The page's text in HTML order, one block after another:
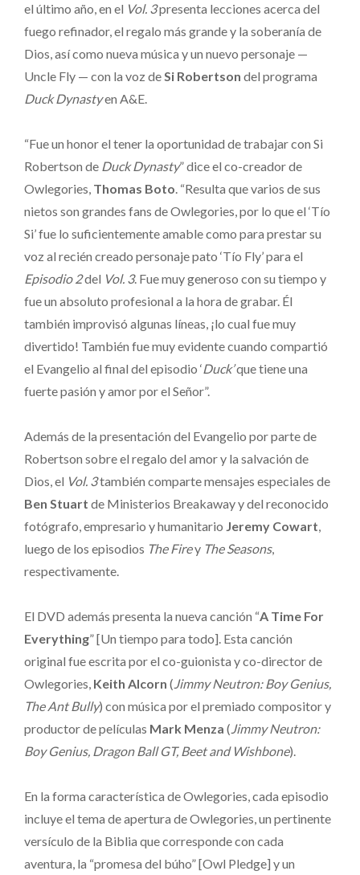
el último año, en el Vol. 3presenta lecciones acerca del
fuego refinador, el regalo más grande y la soberanía de
Dios, así como nueva música y un nuevo personaje —
Uncle Fly — con la voz deSi Robertson del programa
Duck Dynastyen A&E.
“Fue un honor el tener la oportunidad de trabajar con Si
Robertson de Duck Dynasty” dice el co-creador de
Owlegories, Thomas Boto. “Resulta que varios de sus
nietos son grandes fans de Owlegories, por lo que el ‘Tío
Si’ fue lo suficientemente amable como para prestar su
voz al recién creado personaje pato ‘Tío Fly’ para el
Episodio 2del Vol. 3. Fue muy generoso con su tiempo y
fue un absoluto profesional a la hora de grabar. Él
también improvisó algunas líneas, ¡lo cual fue muy
divertido! También fue muy evidente cuando compartió
el Evangelio al final del episodio ‘Duck’que tiene una
fuerte pasión y amor por el Señor”.
Además de la presentación del Evangelio por parte de
Robertson sobre el regalo del amor y la salvación de
Dios, el Vol. 3también comparte mensajes especiales de
Ben Stuart de Ministerios Breakaway y del reconocido
fotógrafo, empresario y humanitario Jeremy Cowart,
luego de los episodios The Firey The Seasons,
respectivamente.
El DVD además presenta la nueva canción “A Time For
Everything” [Un tiempo para todo]. Esta canción
original fue escrita por el co-guionista y co-director de
Owlegories, Keith Alcorn (Jimmy Neutron: Boy Genius,
The Ant Bully) con música por el premiado compositor y
productor de películas Mark Menza (Jimmy Neutron:
Boy Genius, Dragon Ball GT, Beet and Wishbone).
En la forma característica de Owlegories, cada episodio
incluye el tema de apertura de Owlegories, un pertinente
versículo de la Biblia que corresponde con cada
aventura, la “promesa del búho” [Owl Pledge] y un